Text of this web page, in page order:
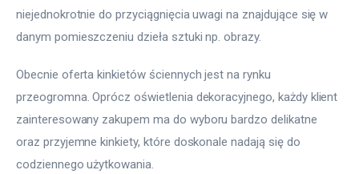
niejednokrotnie do przyciągnięcia uwagi na znajdujące się w
danym pomieszczeniu dzieła sztuki np. obrazy.
Obecnie oferta kinkietów ściennych jest na rynku
przeogromna. Oprócz oświetlenia dekoracyjnego, każdy klient
zainteresowany zakupem ma do wyboru bardzo delikatne
oraz przyjemne kinkiety, które doskonale nadają się do
codziennego użytkowania.